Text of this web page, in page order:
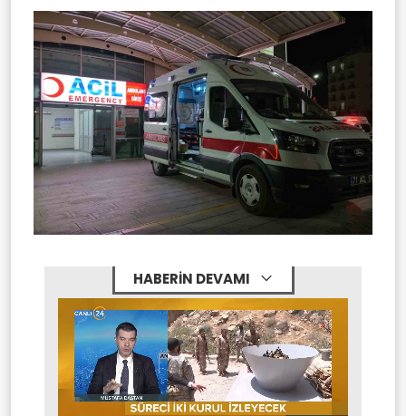
HABERİN DEVAMI